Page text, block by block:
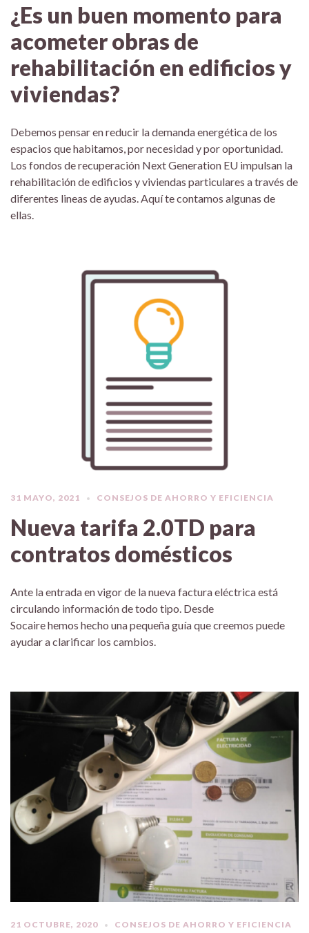
¿Es un buen momento para
acometer obras de
rehabilitación en edificios y
viviendas?
Debemos pensar en reducir la demanda energética de los
espacios que habitamos, por necesidad y por oportunidad.
Los fondos de recuperación Next Generation EU impulsan la
rehabilitación de edificios y viviendas particulares a través de
diferentes lineas de ayudas. Aquí te contamos algunas de
ellas.
31 MAYO, 2021 CONSEJOS DE AHORRO Y EFICIENCIA
Nueva tarifa 2.0TD para
contratos domésticos
Ante la entrada en vigor de la nueva factura eléctrica está
circulando información de todo tipo. Desde
Socaire hemos hecho una pequeña guía que creemos puede
ayudar a clarificar los cambios.
21 OCTUBRE, 2020 CONSEJOS DE AHORRO Y EFICIENCIA